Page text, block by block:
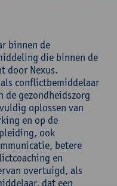
binnen de
die binnen de
door Nexus.
conflictbemiddelaar
de gezondheidszorg
oplossen van
en op de
ook
betere
en
overtuigd, als
dat een